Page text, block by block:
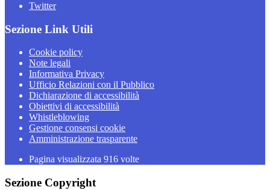
Twitter
Sezione Link Utili
Cookie policy
Note legali
Informativa Privacy
Ufficio Relazioni con il Pubblico
Dichiarazione di accessibilità
Obiettivi di accessibilità
Whistleblowing
Gestione consensi cookie
Amministrazione trasparente
Pagina visualizzata 916 volte
Sezione Copyright